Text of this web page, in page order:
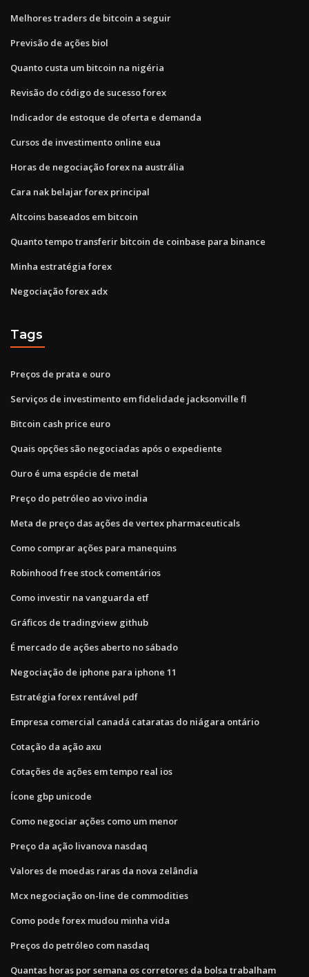
Melhores traders de bitcoin a seguir
Previsão de ações biol
Quanto custa um bitcoin na nigéria
Revisão do código de sucesso forex
Indicador de estoque de oferta e demanda
Cursos de investimento online eua
Horas de negociação forex na austrália
Cara nak belajar forex principal
Altcoins baseados em bitcoin
Quanto tempo transferir bitcoin de coinbase para binance
Minha estratégia forex
Negociação forex adx
Tags
Preços de prata e ouro
Serviços de investimento em fidelidade jacksonville fl
Bitcoin cash price euro
Quais opções são negociadas após o expediente
Ouro é uma espécie de metal
Preço do petróleo ao vivo india
Meta de preço das ações de vertex pharmaceuticals
Como comprar ações para manequins
Robinhood free stock comentários
Como investir na vanguarda etf
Gráficos de tradingview github
É mercado de ações aberto no sábado
Negociação de iphone para iphone 11
Estratégia forex rentável pdf
Empresa comercial canadá cataratas do niágara ontário
Cotação da ação axu
Cotações de ações em tempo real ios
Ícone gbp unicode
Como negociar ações como um menor
Preço da ação livanova nasdaq
Valores de moedas raras da nova zelândia
Mcx negociação on-line de commodities
Como pode forex mudou minha vida
Preços do petróleo com nasdaq
Quantas horas por semana os corretores da bolsa trabalham